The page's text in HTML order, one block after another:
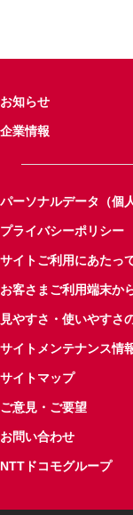
お知らせ
企業情報
パーソナルデータ（個
プライバシーポリシー
サイトご利用にあたっ
お客さまご利用端末か
見やすさ・使いやすさ
サイトメンテナンス情
サイトマップ
ご意見・ご要望
お問い合わせ
NTTドコモグループ